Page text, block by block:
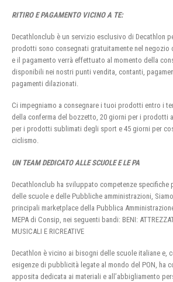
RITIRO E PAGAMENTO VICINO A TE:
Decathlonclub è un servizio esclusivo di Decathlon
prodotti sono consegnati gratuitamente nel negozio
e il pagamento verrà effettuato al momento della
disponibili nei nostri punti vendita, contanti,
pagamenti dilazionati.
Ci impegniamo a consegnare i tuoi prodotti entro i
della conferma del bozzetto, 20 giorni per i prodotti
per i prodotti sublimati degli sport e 45 giorni per
ciclismo.
UN TEAM DEDICATO ALLE SCUOLE E LE PA
Decathlonclub ha sviluppato competenze specifiche
delle scuole e delle Pubbliche amministrazioni,
principali marketplace della Pubblica
MEPA di Consip, nei seguenti bandi: BENI:
MUSICALI E RICREATIVE
Decathlon è vicino ai bisogni delle scuole italiane e,
esigenze di pubblicità legate al mondo del PON, ha
apposita dedicata ai materiali e all’abbigliamento